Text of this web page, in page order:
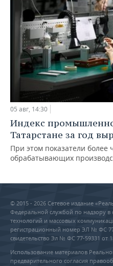
05 авг, 14:30
Индекс
Татарстане за год
При этом показатели более
обрабатывающих
© 2015 - 2026 Сетевое издание
Федеральной службой по надзору
технологий и массовых
регистрационный номер ЭЛ № ФС 77
свидетельство Эл № ФС 77-59331 от
Использование материалов
предварительного согласия